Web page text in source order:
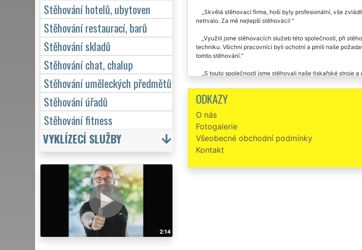
Skvělá stěhovací firma, hoši byly profesionální, vše
netrvalo. Za mě nejlepší stěhováci!
Využili jsme stěhovacích služeb této společnosti, při
techniku. Všichni pracovníci byli ochotní a plnili naše
tomto stěhování.
S touto společností jsme stěhovali naše tiskařské stroje
výborná cena, určitě doporučuju.
ODKAZY
O nás
Fotogalerie
Všeobecné obchodní podmínky
Kontakt
Stěhování hotelů, ubytoven
Stěhování restaurací, barů
Stěhování skladů
Stěhování chat, chalup
Stěhování uměleckých předmětů
Stěhování úřadů
Stěhování fitness
VYKLÍZECÍ SLUŽBY